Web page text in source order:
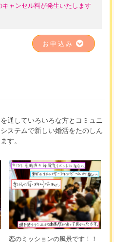
ャンセル料が発生いたします
お申込み
通していろいろな方とコミュニ
ステムで新しい婚活をたのしん
す。
恋のミッションの風景です！！